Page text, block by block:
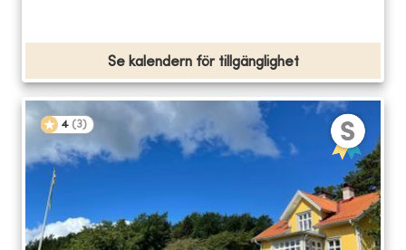
Se kalendern för tillgänglighet
4 (3)